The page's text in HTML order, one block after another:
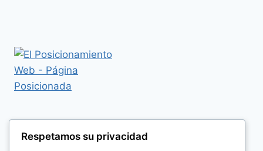
Respetamos su privacidad